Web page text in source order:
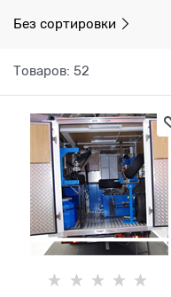
Без сортировки
Товаров: 52